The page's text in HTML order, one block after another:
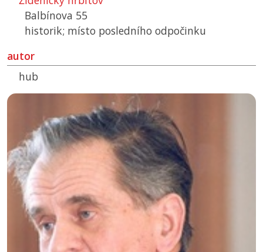
Balbínova 55
historik; místo posledního odpočinku
autor
hub